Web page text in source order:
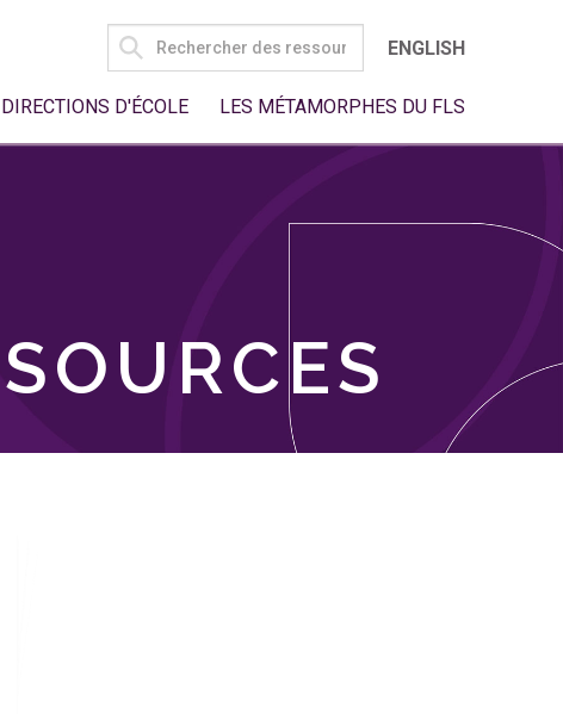
SEARCH
FOR:
ENGLISH
D'ÉCOLE LES MÉTAMORPHES DU FLS